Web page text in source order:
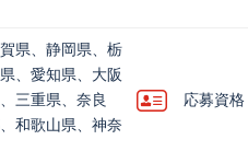
県、静岡県、栃
、愛知県、大阪
三重県、奈良
和歌山県、神奈
応募資格